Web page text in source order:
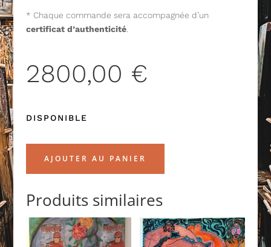
* Chaque commande sera accompagnée d’un
certificat d’authenticité.
2800,00 €
DISPONIBLE
AJOUTER AU PANIER
Produits similaires